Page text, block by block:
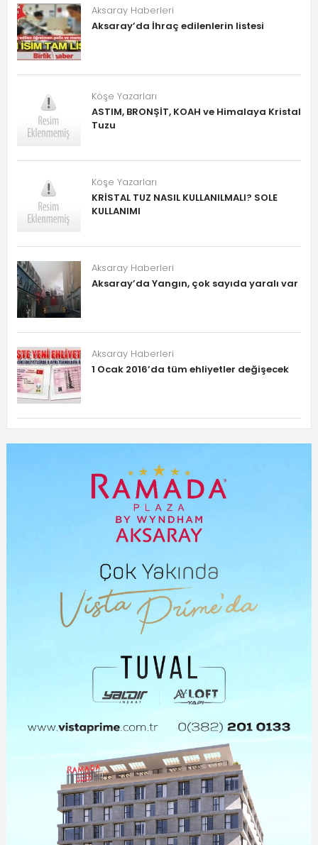
Aksaray Haberleri
Aksaray’da İhraç edilenlerin listesi
Köşe Yazarları
ASTIM, BRONŞİT, KOAH ve Himalaya Kristal
Tuzu
Köşe Yazarları
KRİSTAL TUZ NASIL KULLANILMALI? SOLE
KULLANIMI
Aksaray Haberleri
Aksaray’da Yangın, çok sayıda yaralı var
Aksaray Haberleri
1 Ocak 2016’da tüm ehliyetler değişecek